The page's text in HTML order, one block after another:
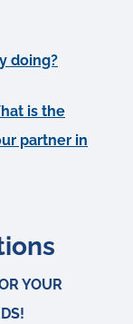
doing?
is the
partner in
YOUR